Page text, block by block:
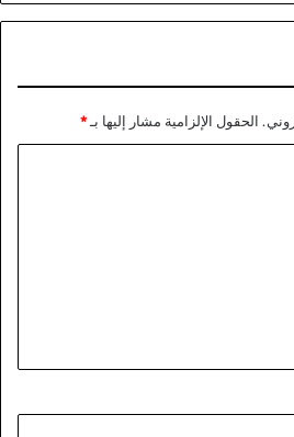
الحقول الإلزامية مشار إليها بـ*